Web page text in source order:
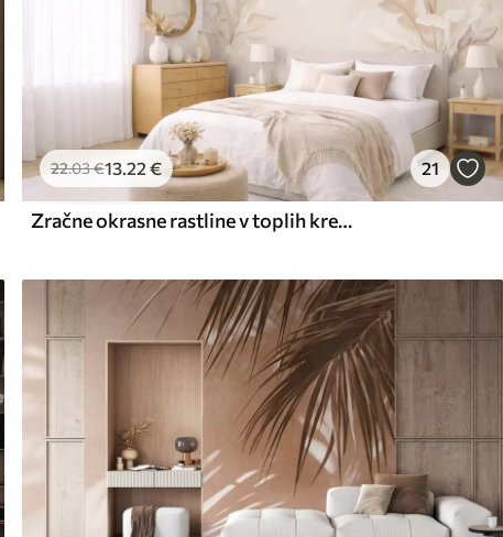
22.03€13.22 € 21
Zračne okrasne rastline v toplih kremastih odtenkih